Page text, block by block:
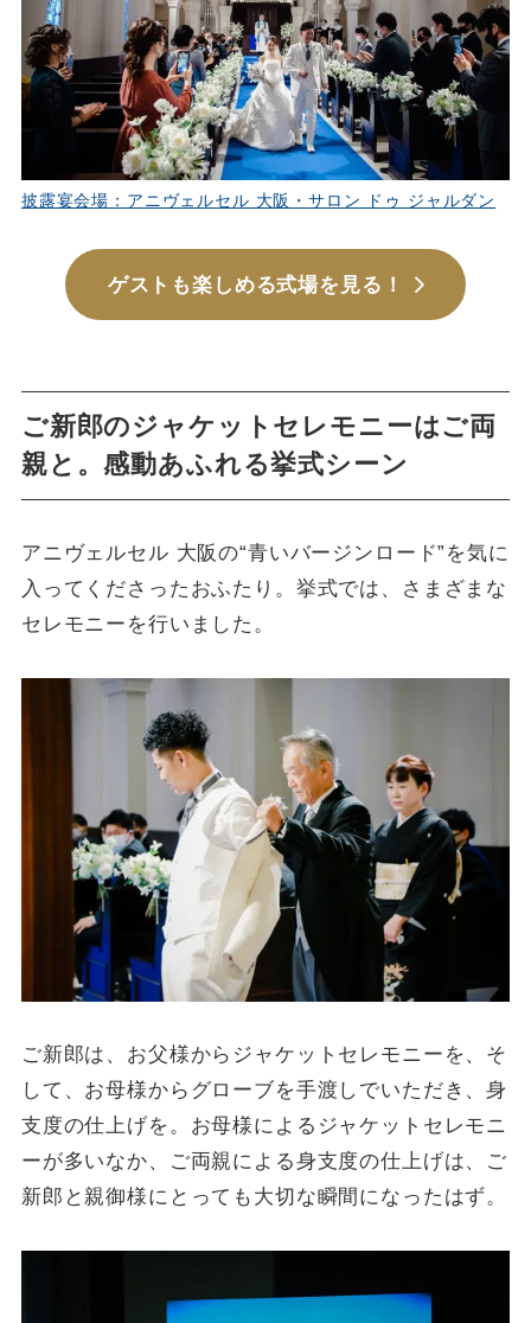
披露宴会場：アニヴェルセル 大阪・サロン ドゥ ジャルダン
ゲストも楽しめる式場を見る！
ご新郎のジャケットセレモニーはご両
親と。感動あふれる挙式シーン
アニヴェルセル 大阪の“青いバージンロード”を気に
入ってくださったおふたり。挙式では、さまざまな
セレモニーを行いました。
ご新郎は、お父様からジャケットセレモニーを、そ
して、お母様からグローブを手渡しでいただき、身
支度の仕上げを。お母様によるジャケットセレモニ
ーが多いなか、ご両親による身支度の仕上げは、ご
新郎と親御様にとっても大切な瞬間になったはず。